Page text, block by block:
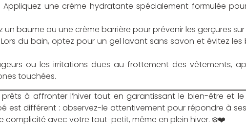
: Appliquez une crème hydratante spécialement formulée
un baume ou une crème barrière pour prévenir les gerçures sur
du bain, optez pour un gel lavant sans savon et évitez
ou les irritations dues au frottement des vêtements,
touchées.
à affronter l’hiver tout en garantissant le bien-être et
est différent : observez-le attentivement pour répondre à
complicité avec votre tout-petit, même en plein hiver. ❄️❤️